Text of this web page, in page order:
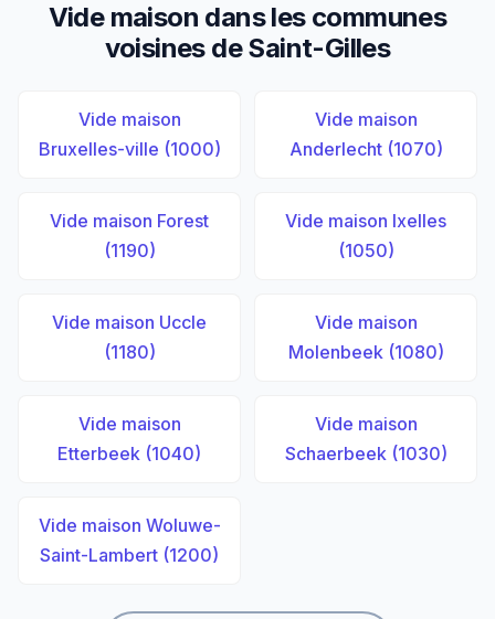
Vide maison dans les communes
voisines de Saint-Gilles
Vide maison
Bruxelles-ville (1000)
Vide maison
Anderlecht (1070)
Vide maison Forest
(1190)
Vide maison Ixelles
(1050)
Vide maison Uccle
(1180)
Vide maison
Molenbeek (1080)
Vide maison
Etterbeek (1040)
Vide maison
Schaerbeek (1030)
Vide maison Woluwe-
Saint-Lambert (1200)